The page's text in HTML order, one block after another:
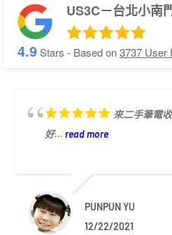
US3C－台北小南
4.9Stars - Based on3737 User
來二手筆電
好... read more
PUNPUN YU
12/22/2021